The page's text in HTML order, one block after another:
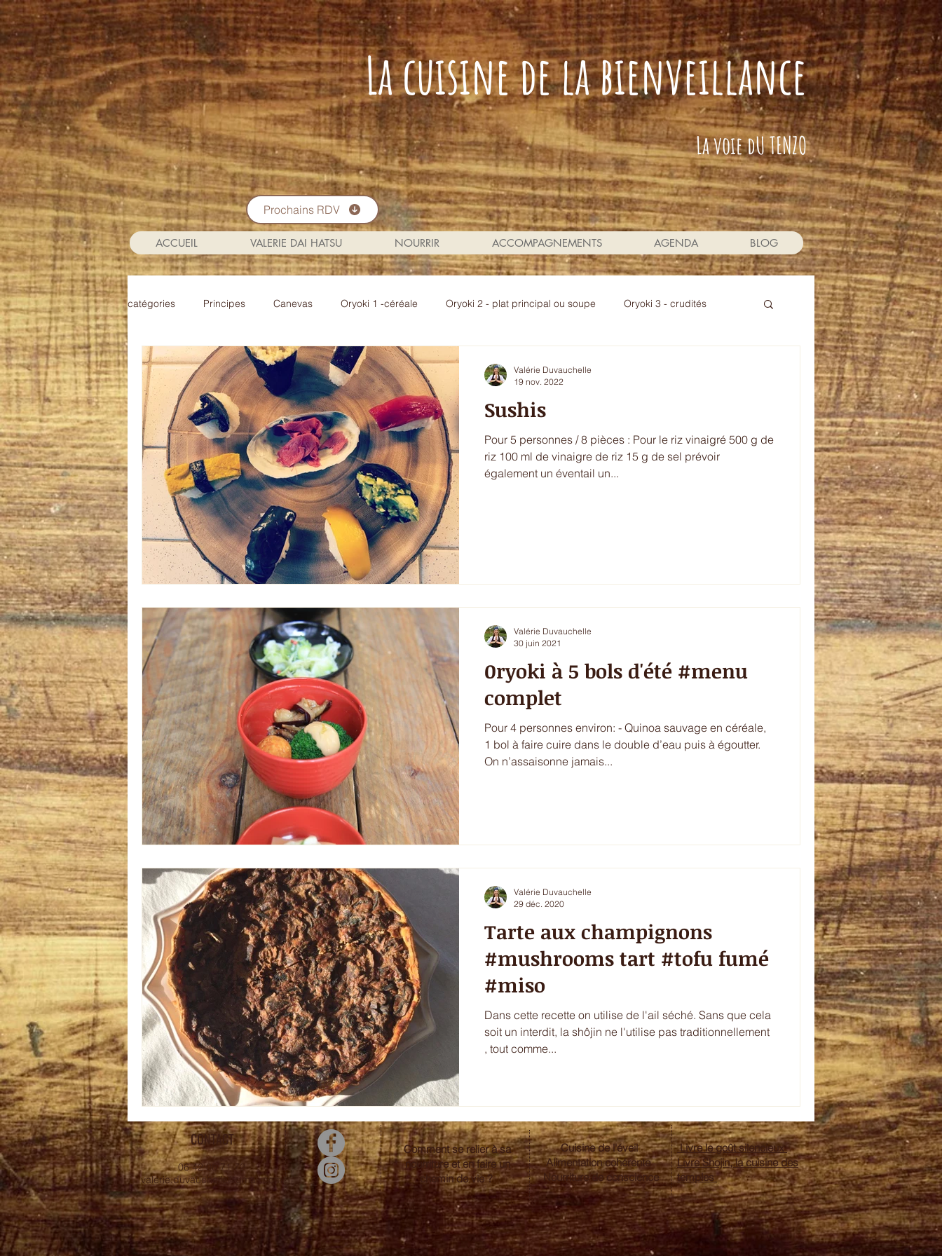
La cuisine de la bienveillance
La voie dU TENZO
Prochains RDV
ACCUEIL VALERIE DAI HATSU NOURRIR ACCOMPAGNEMENTS AGENDA BLOG
catégories Principes Canevas Oryoki 1 -céréale Oryoki 2 - plat principal ou soupe Oryoki 3 - crudités
Oryoki 4 - plat composé Oryoki 5 - entrée chic ou dessert
le goût de l'automne La douceur de l'hiver Ecritures / vidéos ressources
sans gluten
Sushis
Pour 5 personnes / 8 pièces : Pour le riz vinaigré 500 g de
riz 100 ml de vinaigre de riz 15 g de sel prévoir
également un éventail un...
Valérie Duvauchelle
19 nov. 2022
0ryoki à 5 bols d'été #menu
complet
Pour 4 personnes environ: - Quinoa sauvage en céréale,
1 bol à faire cuire dans le double d’eau puis à égoutter.
On n’assaisonne jamais...
Valérie Duvauchelle
30 juin 2021
Tarte aux champignons
#mushrooms tart #tofu fumé
#miso
Dans cette recette on utilise de l'ail séché. Sans que cela
soit un interdit, la shôjin ne l'utilise pas traditionnellement
, tout comme...
Valérie Duvauchelle
29 déc. 2020
CONTACT
06 42 06 71 72
valerie.duvauchelle@gmail.com
Comment se relier à sa
nourriture et en faire un
chemin de vie ?
Cuisine de l'éveil
Alimentation cohérente
Nourriture de conscience
Livre le goût silencieux
Livre Shojin, la cuisine des
temples